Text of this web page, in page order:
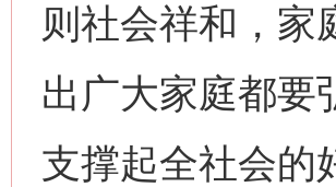
则社会祥和，家
出广大家庭都要
支撑起全社会的